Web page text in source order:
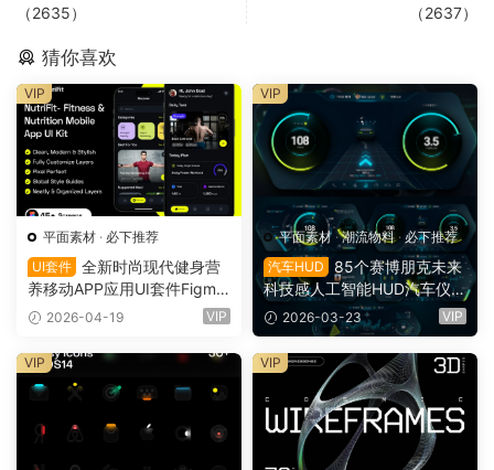
（2635）
（2637）
猜你喜欢
平面素材 · 必下推荐
UI套件 全新时尚现代健身营
养移动APP应用UI套件Figma
模板 NutriFit- Fitness & Nutr
38）
2026-04-19 VIP
VIP
平面素材 ·潮流物料· 必下推荐
汽车HUD
85个赛博朋克未来
科技感人工智能HUD汽车仪表
盘UI元素PSD模板 Pixflow –
Smart Car HUD V.1（1528
0）
2026-03-23 VIP
VIP
VIP VIP